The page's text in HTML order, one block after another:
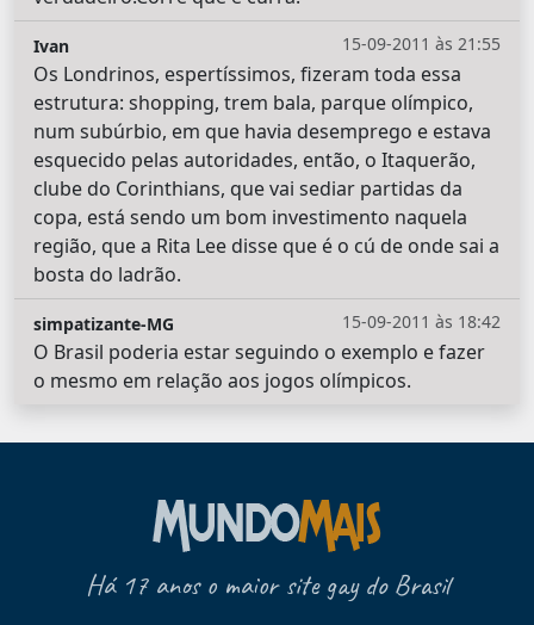
15-09-2011 às 21:55
Ivan
Os Londrinos, espertíssimos, fizeram toda essa
estrutura: shopping, trem bala, parque olímpico,
num subúrbio, em que havia desemprego e estava
esquecido pelas autoridades, então, o Itaquerão,
clube do Corinthians, que vai sediar partidas da
copa, está sendo um bom investimento naquela
região, que a Rita Lee disse que é o cú de onde sai a
bosta do ladrão.
15-09-2011 às 18:42
simpatizante-MG
O Brasil poderia estar seguindo o exemplo e fazer
o mesmo em relação aos jogos olímpicos.
Há 17 anos o maior site gay do Brasil